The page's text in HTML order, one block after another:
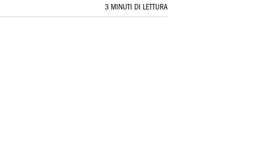
3 MINUTI DI LETTURA